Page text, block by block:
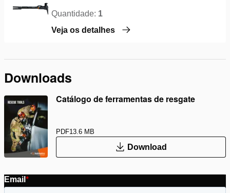
Quantidade: 1
Veja os detalhes
Downloads
Catálogo de ferramentas de resgate
PDF13.6 MB
Download